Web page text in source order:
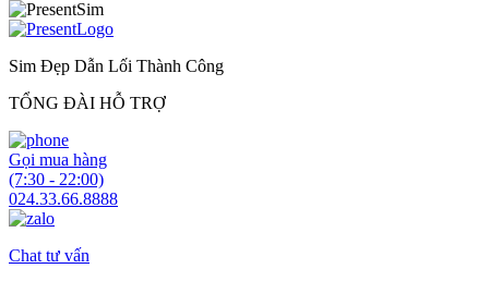
Sim Đẹp Dẫn Lối Thành Công
TỔNG ĐÀI HỖ TRỢ
Gọi mua hàng
(7:30 - 22:00)
024.33.66.8888
Chat tư vấn